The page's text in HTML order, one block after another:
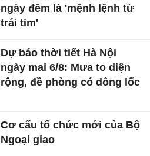
ngày đêm là 'mệnh lệnh từ
trái tim'
Dự báo thời tiết Hà Nội
ngày mai 6/8: Mưa to diện
rộng, đề phòng có dông lốc
Cơ cấu tổ chức mới của Bộ
Ngoại giao